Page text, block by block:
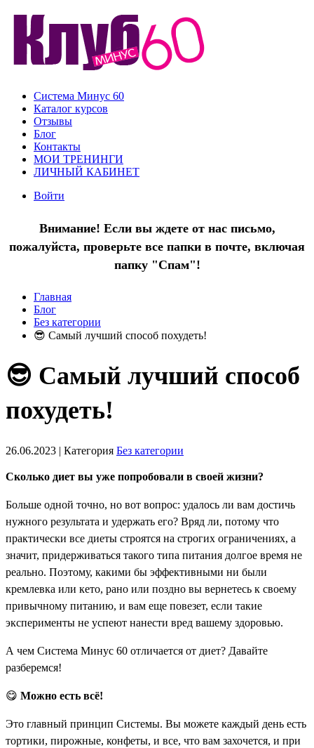
Система Минус 60
Каталог курсов
Отзывы
Блог
Контакты
МОИ ТРЕНИНГИ
ЛИЧНЫЙ КАБИНЕТ
Войти
Внимание! Если вы ждете от нас письмо,
пожалуйста, проверьте все папки в почте, включая
папку "Спам"!
Главная
Блог
Без категории
😎 Самый лучший способ похудеть!
😎 Самый лучший способ
похудеть!
26.06.2023 | Категория Без категории
Сколько диет вы уже попробовали в своей жизни?
Больше одной точно, но вот вопрос: удалось ли вам достичь
нужного результата и удержать его? Вряд ли, потому что
практически все диеты строятся на строгих ограничениях, а
значит, придерживаться такого типа питания долгое время не
реально. Поэтому, какими бы эффективными ни были
кремлевка или кето, рано или поздно вы вернетесь к своему
привычному питанию, и вам еще повезет, если такие
эксперименты не успеют нанести вред вашему здоровью.
А чем Система Минус 60 отличается от диет? Давайте
разберемся!
😋 Можно есть всё!
Это главный принцип Системы. Вы можете каждый день есть
тортики, пирожные, конфеты, и все, что вам захочется, и при